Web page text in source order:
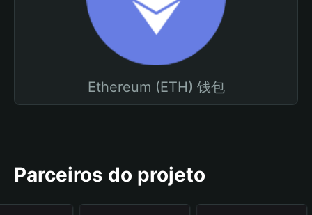
Ethereum (ETH) 钱包
Parceiros do projeto